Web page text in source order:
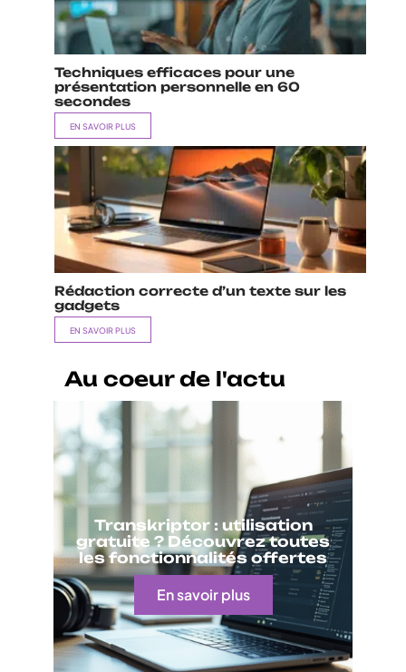
Techniques efficaces pour une
présentation personnelle en 60
secondes
EN SAVOIR PLUS
Rédaction correcte d’un texte sur les
gadgets
EN SAVOIR PLUS
Au coeur de l'actu
Transkriptor : utilisation
gratuite ? Découvrez toutes
les fonctionnalités offertes
En savoir plus